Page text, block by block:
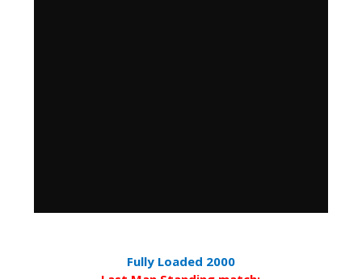
CAOS NO GRAND SLAM MEXICO: The Death
entre Adam Copeland e Young Bucks
Aug 06 2026
Fully Loaded 2000